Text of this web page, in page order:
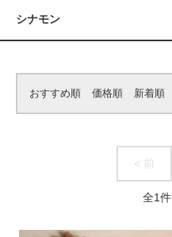
シナモン
おすすめ順 価格順 新着順
< 前
全1件